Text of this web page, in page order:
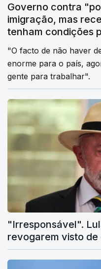
Governo contra
imigração, mas
tenham condições
"O facto de não haver
enorme para o país,
gente para trabalhar".
"Irresponsável".
revogarem visto